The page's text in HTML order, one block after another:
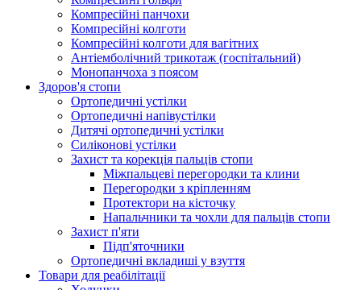
Компресійні панчохи
Компресійні колготи
Компресійні колготи для вагітних
Антіемболічний трикотаж (госпітальний)
Монопанчоха з поясом
Здоров'я стопи
Ортопедичні устілки
Ортопедичні напівустілки
Дитячі ортопедичні устілки
Силіконові устілки
Захист та корекція пальців стопи
Міжпальцеві перегородки та клини
Перегородки з кріпленням
Протектори на кісточку
Напальчники та чохли для пальців стопи
Захист п'яти
Підп'яточники
Ортопедичні вкладиші у взуття
Товари для реабілітації